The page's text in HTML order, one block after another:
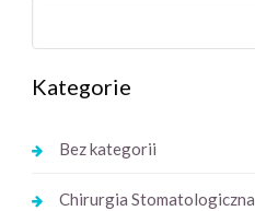
Kategorie
Bez kategorii
Chirurgia Stomatologiczna